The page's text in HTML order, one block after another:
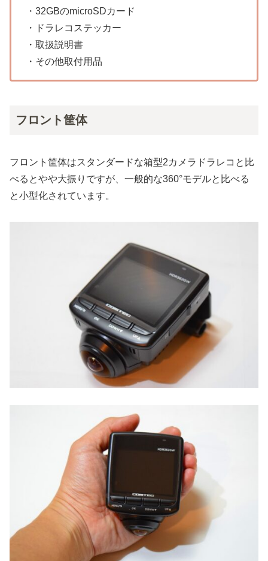
・32GBのmicroSDカード
・ドラレコステッカー
・取扱説明書
・その他取付用品
フロント筐体
フロント筐体はスタンダードな箱型2カメラドラレコと比
べるとやや大振りですが、一般的な360°モデルと比べる
と小型化されています。